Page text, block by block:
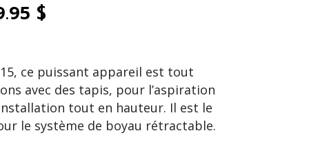
$
ce puissant appareil est tout
avec des tapis, pour l’aspiration
tout en hauteur. Il est le
le système de boyau rétractable.